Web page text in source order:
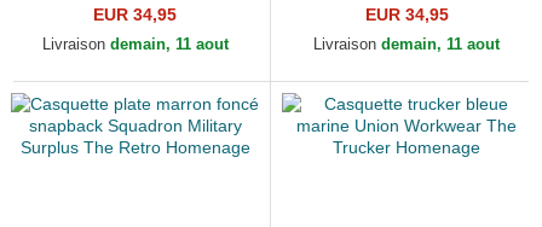
Surplus The Trucker
Homenage
EUR 34,95
Livraison demain, 11 aout
HomenageEUR 34,95
Livraison demain, 11 aout